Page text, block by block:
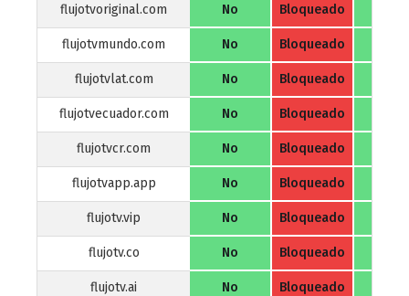
flujotvoriginal.com No Bloqueado
flujotvmundo.com No Bloqueado
flujotvlat.com No Bloqueado
flujotvecuador.com No Bloqueado
flujotvcr.com No Bloqueado
flujotvapp.app No Bloqueado
flujotv.vip No Bloqueado
flujotv.co No Bloqueado
flujotv.ai No Bloqueado